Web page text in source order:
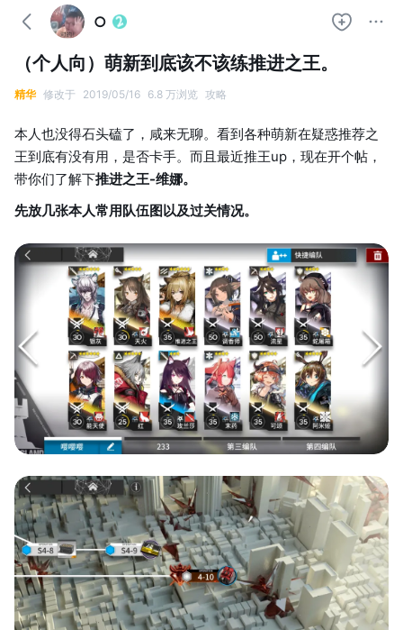
○
（个人向）萌新到底该不该练推进之王。
精华 修改于 2019/05/16 6.8 万浏览 攻略
本人也没得石头磕了，咸来无聊。看到各种萌新在疑惑推荐之
王到底有没有用，是否卡手。而且最近推王up，现在开个帖，
带你们了解下推进之王-维娜。
先放几张本人常用队伍图以及过关情况。